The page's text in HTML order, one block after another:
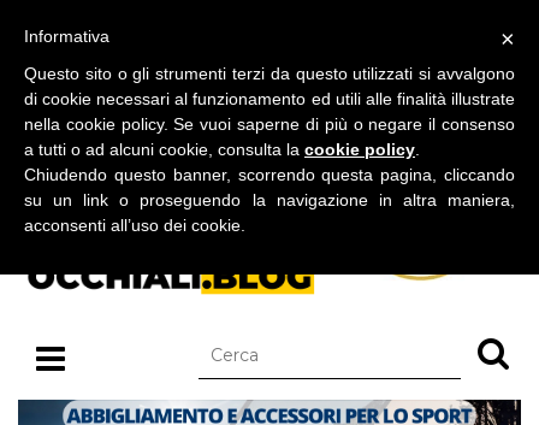
BLOG SU OCCHIALI DA SOLE E OCCHIALI DA VISTA
×
Informativa
Questo sito o gli strumenti terzi da questo utilizzati si avvalgono
di cookie necessari al funzionamento ed utili alle finalità illustrate
nella cookie policy. Se vuoi saperne di più o negare il consenso
a tutti o ad alcuni cookie, consulta la cookie policy
Chiudendo questo banner, scorrendo questa pagina, cliccando
su un link o proseguendo la navigazione in altra maniera,
acconsenti all’uso dei cookie.